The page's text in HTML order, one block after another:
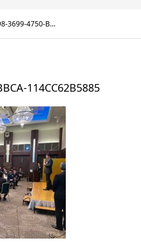
3699-4750-B…
114CC62B5885